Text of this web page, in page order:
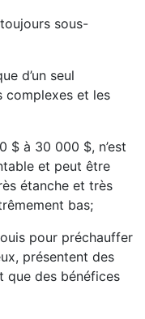
sous-
d’un seul
complexes et les
$ à 30 000 $, n’est
et peut être
étanche et très
bas;
pour préchauffer
présentent des
que des bénéfices